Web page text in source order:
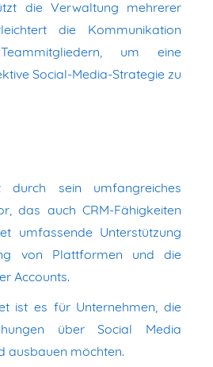
die Verwaltung mehrerer
die Kommunikation
um eine
Social-Media-Strategie zu
durch sein umfangreiches
das auch CRM-Fähigkeiten
umfassende Unterstützung
von Plattformen und die
Accounts.
ist es für Unternehmen, die
über Social Media
ausbauen möchten.